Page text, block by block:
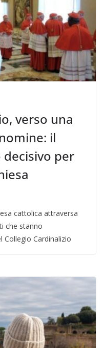
verso una
il
decisivo per
cattolica attraversa
che stanno
Collegio Cardinalizio